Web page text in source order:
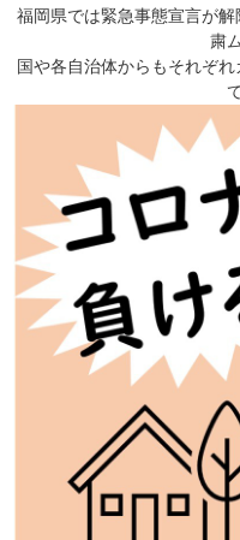
福岡県では緊急事態宣言が
粛
国や各自治体からもそれぞ